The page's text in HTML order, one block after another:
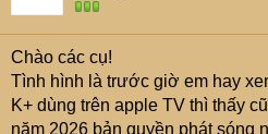
Chào các cụ!
Tình hình là trước giờ em hay
K+ dùng trên apple TV thì thấy
năm 2026 bản quyền phát sóng